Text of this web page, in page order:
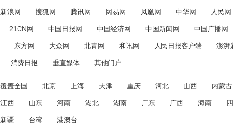
新浪网 搜狐网 腾讯网 网易网 凤凰网 中华网 人民网
21CN网 中国日报网 中国经济网 中国新闻网 中国广播网
东方网 大众网 北青网 和讯网 人民日报客户端 澎湃
消费日报 垂直媒体 其他门户
覆盖全国 北京 上海 天津 重庆 河北 山西 内蒙古
江西 山东 河南 湖北 湖南 广东 广西 海南 四
新疆 台湾 港澳台